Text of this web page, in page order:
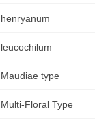
henryanum
leucochilum
Maudiae type
Multi-Floral Type